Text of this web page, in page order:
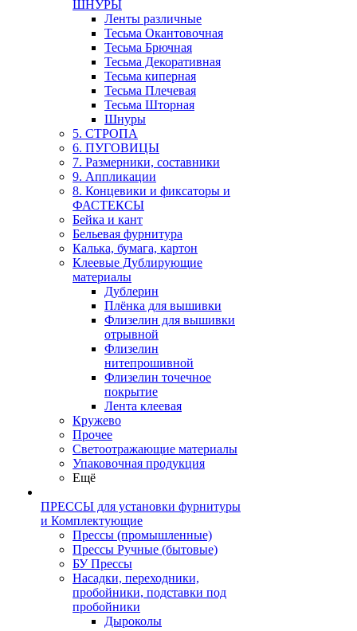
ШНУРЫ
Ленты различные
Тесьма Окантовочная
Тесьма Брючная
Тесьма Декоративная
Тесьма киперная
Тесьма Плечевая
Тесьма Шторная
Шнуры
5. СТРОПА
6. ПУГОВИЦЫ
7. Размерники, составники
9. Аппликации
8. Концевики и фиксаторы и
ФАСТЕКСЫ
Бейка и кант
Бельевая фурнитура
Калька, бумага, картон
Клеевые Дублирующие
материалы
Дублерин
Плёнка для вышивки
Флизелин для вышивки
отрывной
Флизелин
нитепрошивной
Флизелин точечное
покрытие
Лента клеевая
Кружево
Прочее
Светоотражающие материалы
Упаковочная продукция
Ещё
ПРЕССЫ для установки фурнитуры
и Комплектующие
Прессы (промышленные)
Прессы Ручные (бытовые)
БУ Прессы
Насадки, переходники,
пробойники, подставки под
пробойники
Дыроколы